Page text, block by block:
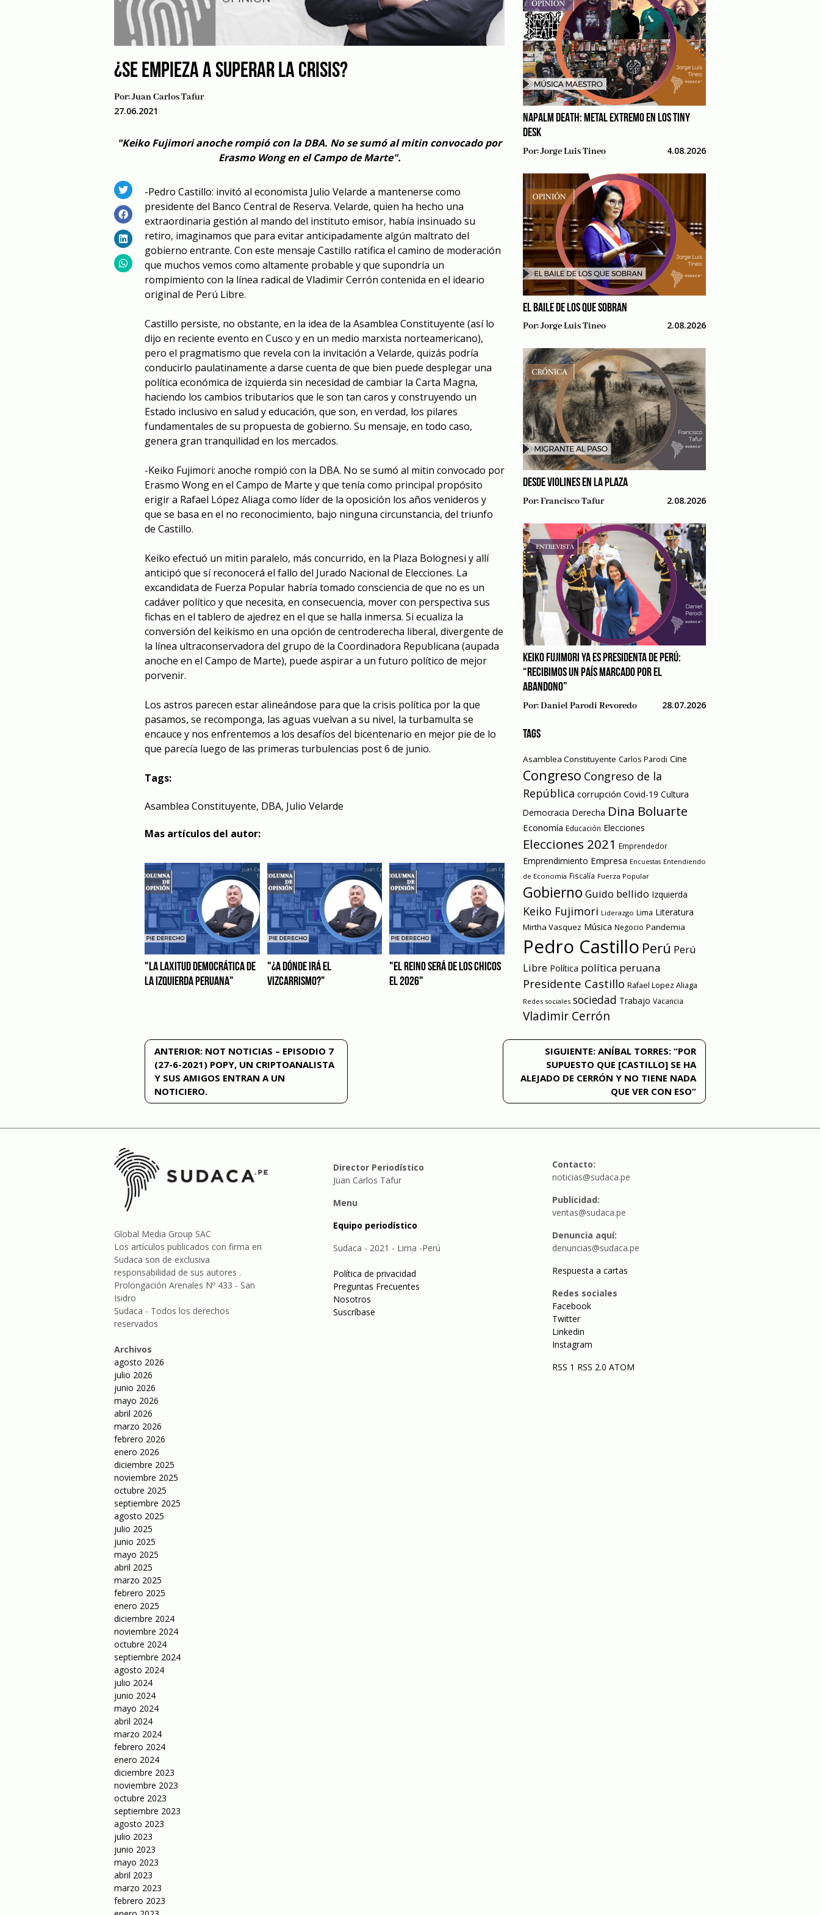
¿SE EMPIEZA A SUPERAR LA CRISIS?
Por:Juan Carlos Tafur
27.06.2021
"Keiko Fujimori anoche rompió con la DBA. No se sumó al mitin convocado por
Erasmo Wong en el Campo de Marte".
-Pedro Castillo: invitó al economista Julio Velarde a mantenerse como
presidente del Banco Central de Reserva. Velarde, quien ha hecho una
extraordinaria gestión al mando del instituto emisor, había insinuado su
retiro, imaginamos que para evitar anticipadamente algún maltrato del
gobierno entrante. Con este mensaje Castillo ratifica el camino de moderación
que muchos vemos como altamente probable y que supondría un
rompimiento con la línea radical de Vladimir Cerrón contenida en el ideario
original de Perú Libre.
Castillo persiste, no obstante, en la idea de la Asamblea Constituyente (así lo
dijo en reciente evento en Cusco y en un medio marxista norteamericano),
pero el pragmatismo que revela con la invitación a Velarde, quizás podría
conducirlo paulatinamente a darse cuenta de que bien puede desplegar una
política económica de izquierda sin necesidad de cambiar la Carta Magna,
haciendo los cambios tributarios que le son tan caros y construyendo un
Estado inclusivo en salud y educación, que son, en verdad, los pilares
fundamentales de su propuesta de gobierno. Su mensaje, en todo caso,
genera gran tranquilidad en los mercados.
-Keiko Fujimori: anoche rompió con la DBA. No se sumó al mitin convocado por
Erasmo Wong en el Campo de Marte y que tenía como principal propósito
erigir a Rafael López Aliaga como líder de la oposición los años venideros y
que se basa en el no reconocimiento, bajo ninguna circunstancia, del triunfo
de Castillo.
Keiko efectuó un mitin paralelo, más concurrido, en la Plaza Bolognesi y allí
anticipó que sí reconocerá el fallo del Jurado Nacional de Elecciones. La
excandidata de Fuerza Popular habría tomado consciencia de que no es un
cadáver político y que necesita, en consecuencia, mover con perspectiva sus
fichas en el tablero de ajedrez en el que se halla inmersa. Si ecualiza la
conversión del keikismo en una opción de centroderecha liberal, divergente de
la línea ultraconservadora del grupo de la Coordinadora Republicana (aupada
anoche en el Campo de Marte), puede aspirar a un futuro político de mejor
porvenir.
Los astros parecen estar alineándose para que la crisis política por la que
pasamos, se recomponga, las aguas vuelvan a su nivel, la turbamulta se
encauce y nos enfrentemos a los desafíos del bicentenario en mejor pie de lo
que parecía luego de las primeras turbulencias post 6 de junio.
Tags:
Asamblea Constituyente, DBA, Julio Velarde
Mas artículos del autor:
"LA LAXITUD DEMOCRÁTICA DE
LA IZQUIERDA PERUANA"
"¿A DÓNDE IRÁ EL
VIZCARRISMO?"
"EL REINO SERÁ DE LOS CHICOS
EL 2026"
NAPALM DEATH: METAL EXTREMO EN LOS TINY
DESK
Por:Jorge Luis Tineo 4.08.2026
EL BAILE DE LOS QUE SOBRAN
Por:Jorge Luis Tineo 2.08.2026
DESDE VIOLINES EN LA PLAZA
Por:Francisco Tafur 2.08.2026
KEIKO FUJIMORI YA ES PRESIDENTA DE PERÚ:
“RECIBIMOS UN PAÍS MARCADO POR EL
ABANDONO”
Por:Daniel Parodi Revoredo 28.07.2026
TAGS
Asamblea Constituyente Carlos Parodi Cine
Congreso Congreso de la
República corrupción Covid-19 Cultura
Democracia Derecha Dina Boluarte
Economía Educación Elecciones
Elecciones 2021 Emprendedor
Emprendimiento Empresa Encuestas Entendiendo
de Economía Fiscalía Fuerza Popular
Gobierno Guido bellido Izquierda
Keiko Fujimori Liderazgo Lima Literatura
Mirtha Vasquez Música Negocio Pandemia
Pedro Castillo Perú Perú
Libre Política política peruana
Presidente Castillo Rafael Lopez Aliaga
Redes sociales sociedad Trabajo Vacancia
Vladimir Cerrón
Navegación
de
entradas
ANTERIOR: NOT NOTICIAS – EPISODIO 7
(27-6-2021) POPY, UN CRIPTOANALISTA
Y SUS AMIGOS ENTRAN A UN
NOTICIERO.
SIGUIENTE: ANÍBAL TORRES: “POR
SUPUESTO QUE [CASTILLO] SE HA
ALEJADO DE CERRÓN Y NO TIENE NADA
QUE VER CON ESO”
Global Media Group SAC
Los artículos publicados con firma en
Sudaca son de exclusiva
responsabilidad de sus autores .
Prolongación Arenales Nº 433 - San
Isidro
Sudaca - Todos los derechos
reservados
Archivos
agosto 2026
julio 2026
junio 2026
mayo 2026
abril 2026
marzo 2026
febrero 2026
enero 2026
diciembre 2025
noviembre 2025
octubre 2025
septiembre 2025
agosto 2025
julio 2025
junio 2025
mayo 2025
abril 2025
marzo 2025
febrero 2025
enero 2025
diciembre 2024
noviembre 2024
octubre 2024
septiembre 2024
agosto 2024
julio 2024
junio 2024
mayo 2024
abril 2024
marzo 2024
febrero 2024
enero 2024
diciembre 2023
noviembre 2023
octubre 2023
septiembre 2023
agosto 2023
julio 2023
junio 2023
mayo 2023
abril 2023
marzo 2023
febrero 2023
Director Periodístico
Juan Carlos Tafur
Menu
Equipo periodístico
Sudaca - 2021 - Lima -Perú
Política de privacidad
Preguntas Frecuentes
Nosotros
Suscríbase
Contacto:
noticias@sudaca.pe
Publicidad:
ventas@sudaca.pe
Denuncia aquí:
denuncias@sudaca.pe
Respuesta a cartas
Redes sociales
Facebook
Twitter
Linkedin
Instagram
RSS 1 RSS 2.0 ATOM